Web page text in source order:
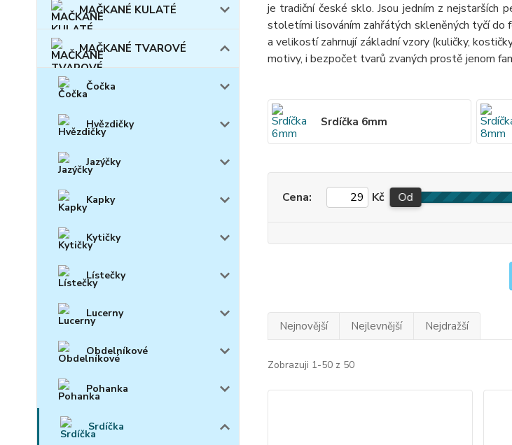
MAČKANÉ KULATÉ
MAČKANÉ TVAROVÉ
Čočka
Hvězdičky
Jazýčky
Kapky
Kytičky
Lístečky
Lucerny
Obdelníkové
Pohanka
Srdíčka
je tradiční české sklo. Jsou jedním z nejstarších
stoletími lisováním zahřátých skleněných tyčí do
a velikostí zahrnují základní vzory (kuličky,
motivy, i bezpočet tvarů zvaných prostě jenom
Srdíčka 6mm
Cena: Kč Od
Nejnovější Nejlevnější Nejdražší
Zobrazuji 1-50 z 50